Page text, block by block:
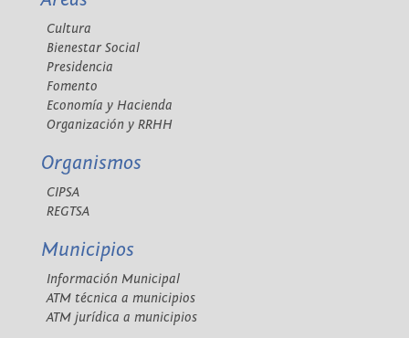
Cultura
Bienestar Social
Presidencia
Fomento
Economía y Hacienda
Organización y RRHH
Organismos
CIPSA
REGTSA
Municipios
Información Municipal
ATM técnica a municipios
ATM jurídica a municipios